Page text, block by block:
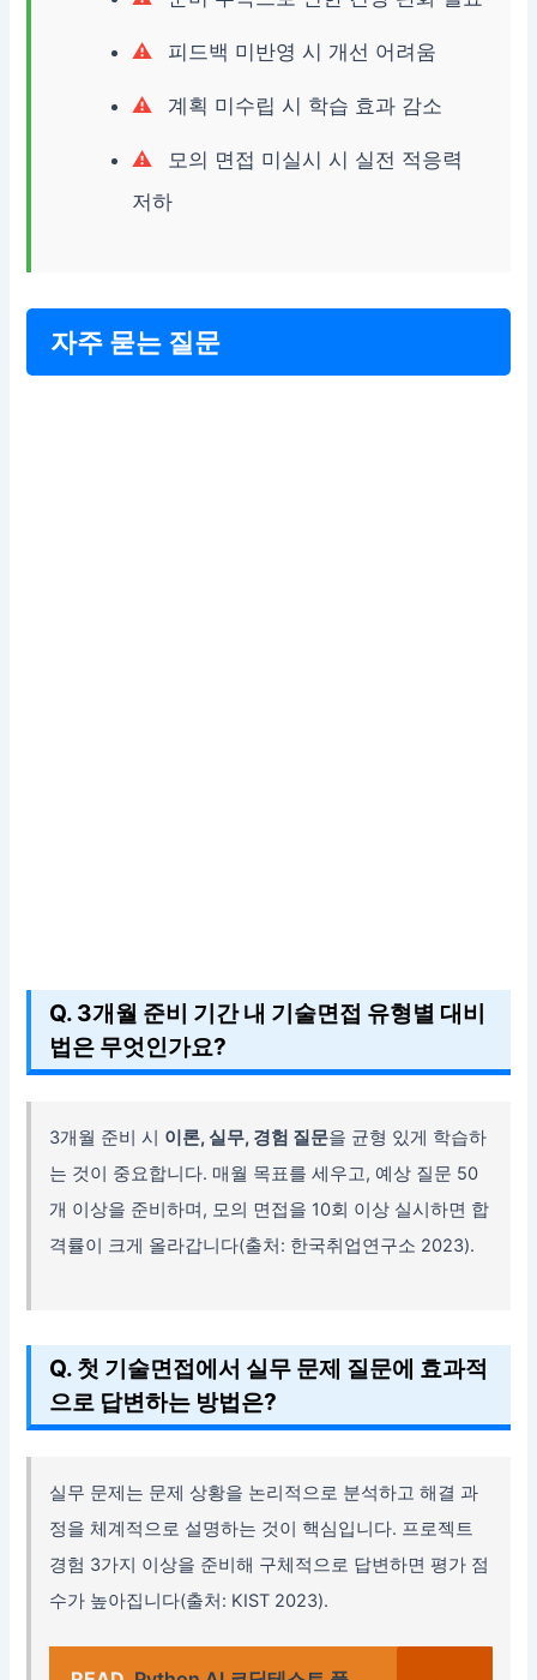
피드백 미반영 시 개선 어려움
계획 미수립 시 학습 효과 감소
모의 면접 미실시 시 실전 적응력
저하
자주 묻는 질문
Q. 3개월 준비 기간 내 기술면접 유형별 대비
법은 무엇인가요?
3개월 준비 시 이론, 실무, 경험 질문을 균형 있게 학습하
는 것이 중요합니다. 매월 목표를 세우고, 예상 질문 50
개 이상을 준비하며, 모의 면접을 10회 이상 실시하면 합
격률이 크게 올라갑니다(출처: 한국취업연구소 2023).
Q. 첫 기술면접에서 실무 문제 질문에 효과적
으로 답변하는 방법은?
실무 문제는 문제 상황을 논리적으로 분석하고 해결 과
정을 체계적으로 설명하는 것이 핵심입니다. 프로젝트
경험 3가지 이상을 준비해 구체적으로 답변하면 평가 점
수가 높아집니다(출처: KIST 2023).